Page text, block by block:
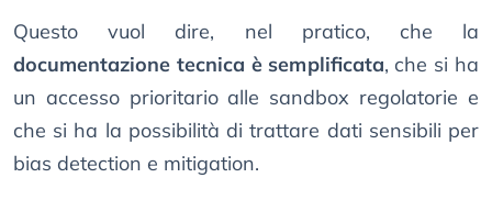
Questo vuol dire, nel pratico, che la
documentazione tecnica è semplificata, che si ha
un accesso prioritario alle sandbox regolatorie e
che si ha la possibilità di trattare dati sensibili per
bias detection e mitigation.